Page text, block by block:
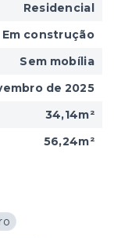
Residencial
Em construção
Sem mobília
de 2025
34,14m²
56,24m²